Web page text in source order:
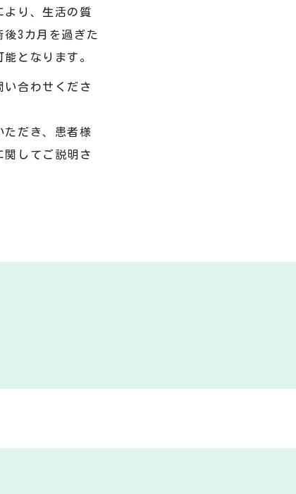
より、生活の質
3カ月を過ぎた
となります。
い合わせくださ
ただき、患者様
関してご説明さ